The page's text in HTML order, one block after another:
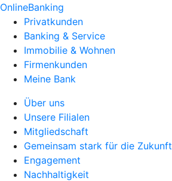
OnlineBanking
Privatkunden
Banking & Service
Immobilie & Wohnen
Firmenkunden
Meine Bank
Über uns
Unsere Filialen
Mitgliedschaft
Gemeinsam stark für die Zukunft
Engagement
Nachhaltigkeit